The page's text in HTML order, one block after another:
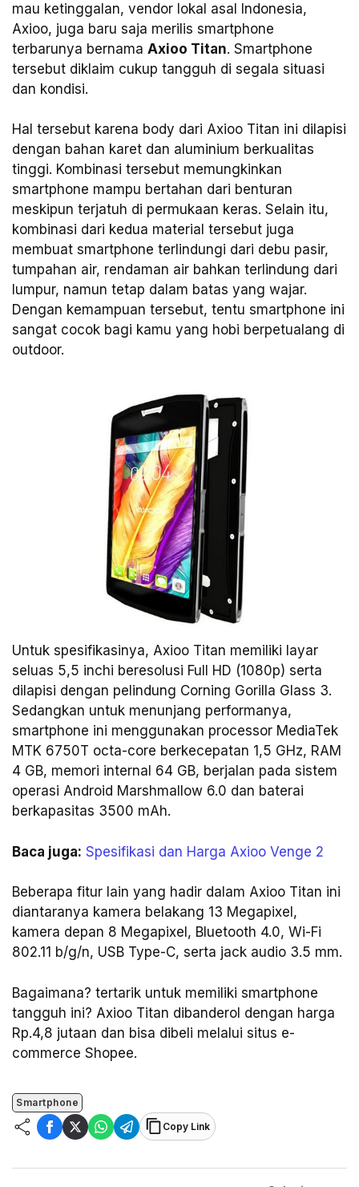
mau ketinggalan, vendor lokal asal Indonesia,
Axioo, juga baru saja merilis smartphone
terbarunya bernama Axioo Titan. Smartphone
tersebut diklaim cukup tangguh di segala situasi
dan kondisi.
Hal tersebut karena body dari Axioo Titan ini dilapisi
dengan bahan karet dan aluminium berkualitas
tinggi. Kombinasi tersebut memungkinkan
smartphone mampu bertahan dari benturan
meskipun terjatuh di permukaan keras. Selain itu,
kombinasi dari kedua material tersebut juga
membuat smartphone terlindungi dari debu pasir,
tumpahan air, rendaman air bahkan terlindung dari
lumpur, namun tetap dalam batas yang wajar.
Dengan kemampuan tersebut, tentu smartphone ini
sangat cocok bagi kamu yang hobi berpetualang di
outdoor.
Untuk spesifikasinya, Axioo Titan memiliki layar
seluas 5,5 inchi beresolusi Full HD (1080p) serta
dilapisi dengan pelindung Corning Gorilla Glass 3.
Sedangkan untuk menunjang performanya,
smartphone ini menggunakan processor MediaTek
MTK 6750T octa-core berkecepatan 1,5 GHz, RAM
4 GB, memori internal 64 GB, berjalan pada sistem
operasi Android Marshmallow 6.0 dan baterai
berkapasitas 3500 mAh.
Baca juga: Spesifikasi dan Harga Axioo Venge 2
Beberapa fitur lain yang hadir dalam Axioo Titan ini
diantaranya kamera belakang 13 Megapixel,
kamera depan 8 Megapixel, Bluetooth 4.0, Wi-Fi
802.11 b/g/n, USB Type-C, serta jack audio 3.5 mm.
Bagaimana? tertarik untuk memiliki smartphone
tangguh ini? Axioo Titan dibanderol dengan harga
Rp.4,8 jutaan dan bisa dibeli melalui situs e-
commerce Shopee.
Smartphone
Copy Link